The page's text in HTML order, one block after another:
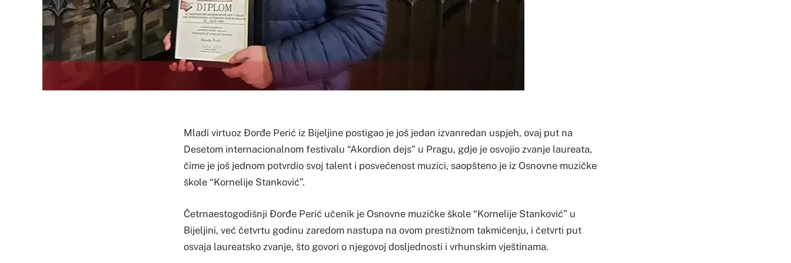
Mladi virtuoz Đorđe Perić iz Bijeljine postigao je još jedan izvanredan uspjeh, ovaj put na
Desetom internacionalnom festivalu “Akordion dejs” u Pragu, gdje je osvojio zvanje laureata,
čime je još jednom potvrdio svoj talent i posvećenost muzici, saopšteno je iz Osnovne muzičke
škole “Kornelije Stanković”.
Četrnaestogodišnji Đorđe Perić učenik je Osnovne muzičke škole “Kornelije Stanković” u
Bijeljini, već četvrtu godinu zaredom nastupa na ovom prestižnom takmičenju, i četvrti put
osvaja laureatsko zvanje, što govori o njegovoj dosljednosti i vrhunskim vještinama.